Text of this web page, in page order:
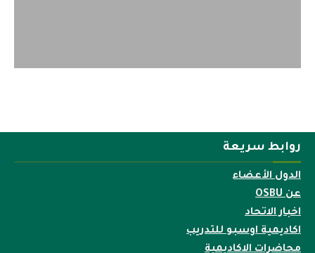
روابط سريعة
الدول الأعضاء
عن OSBU
اخبار الاتحاد
اكاديمية اوسبو للتدريب
محاضرات الاكاديمية